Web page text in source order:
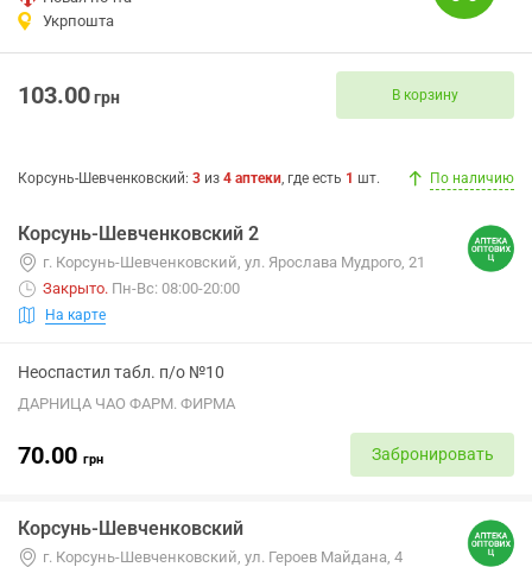
Укрпошта
103.00грн В корзину
Корсунь-Шевченковский: 3 из 4 аптеки, где есть 1 шт. По наличию
Корсунь-Шевченковский 2
г. Корсунь-Шевченковский, ул. Ярослава Мудрого, 21
Закрыто. Пн-Вс: 08:00-20:00
На карте
Неоспастил табл. п/о №10
ДАРНИЦА ЧАО ФАРМ. ФИРМА
70.00 грн Забронировать
Корсунь-Шевченковский
г. Корсунь-Шевченковский, ул. Героев Майдана, 4